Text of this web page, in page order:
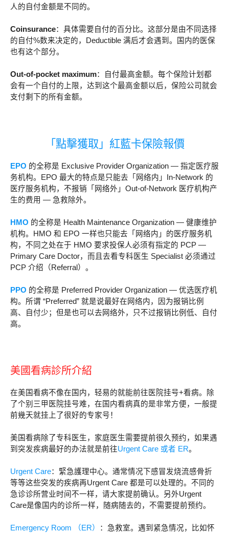
人的自付金额是不同的。
Coinsurance：具体需要自付的百分比。这部分是由不同选择
的自付%数来决定的，Deductible 满后才会遇到。国内的医保
也有这个部分。
Out-of-pocket maximum：自付最高金额。每个保险计划都
会有一个自付的上限，达到这个最高金额以后，保险公司就会
支付剩下的所有金额。
「點擊獲取」紅藍卡保險報價
EPO 的全称是 Exclusive Provider Organization — 指定医疗服
务机构。EPO 最大的特点是只能去「网络内」In-Network 的
医疗服务机构，不报销「网络外」Out-of-Network 医疗机构产
生的费用 — 急救除外。
HMO 的全称是 Health Maintenance Organization — 健康维护
机构。HMO 和 EPO 一样也只能去「网络内」的医疗服务机
构，不同之处在于 HMO 要求投保人必须有指定的 PCP —
Primary Care Doctor，而且去看专科医生 Specialist 必须通过
PCP 介绍（Referral）。
PPO 的全称是 Preferred Provider Organization — 优选医疗机
构。所谓 “Preferred” 就是说最好在网络内，因为报销比例
高、自付少；但是也可以去网络外，只不过报销比例低、自付
高。
美國看病診所介紹
在美国看病不像在国内，轻易的就能前往医院挂号+看病。除
了个别三甲医院挂号难，在国内看病真的是非常方便，一般提
前幾天就挂上了很好的专家号！
美国看病除了专科医生，家庭医生需要提前很久预约，如果遇
到突发疾病最好的办法就是前往Urgent Care 或者 ER。
Urgent Care：緊急護理中心。通常情况下感冒发烧流感骨折
等等这些突发的疾病再Urgent Care 都是可以处理的。不同的
急诊诊所营业时间不一样，请大家提前确认。另外Urgent
Care是像国内的诊所一样，随病随去的，不需要提前预约。
Emergency Room （ER）
：急救室。遇到紧急情况，比如怀